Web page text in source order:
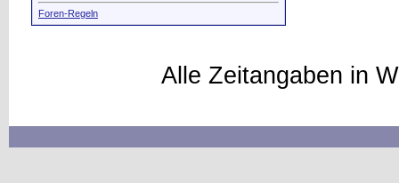
Foren-Regeln
Alle Zeitangaben in